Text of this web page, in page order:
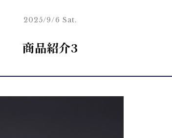
2025/9/6 Sat.
商品紹介3